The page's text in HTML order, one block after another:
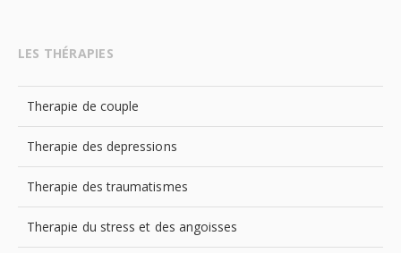
LES THÉRAPIES
Therapie de couple
Therapie des depressions
Therapie des traumatismes
Therapie du stress et des angoisses